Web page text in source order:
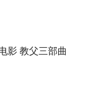
影 教父三部曲